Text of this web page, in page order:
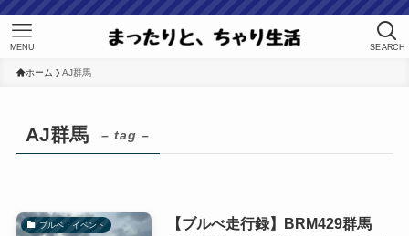
SEARCH
MENU
ホーム AJ群馬
AJ群馬 – tag –
ブルベ・イベント
【ブルべ走行録】BRM429群馬